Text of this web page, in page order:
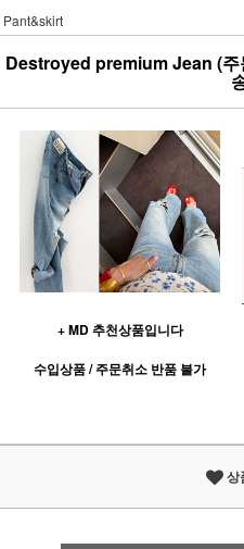
Pant&skirt
Destroyed premium Jean (주
+ MD 추천상품입니다
수입상품 / 주문취소 반품 불가
상